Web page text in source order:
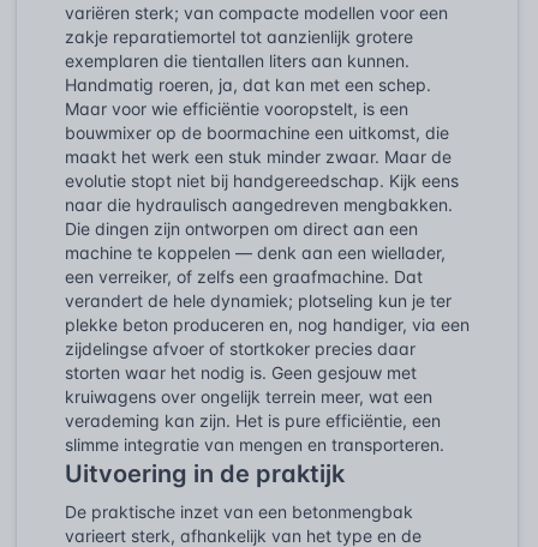
variëren sterk; van compacte modellen voor een
zakje reparatiemortel tot aanzienlijk grotere
exemplaren die tientallen liters aan kunnen.
Handmatig roeren, ja, dat kan met een schep.
Maar voor wie efficiëntie vooropstelt, is een
bouwmixer op de boormachine een uitkomst, die
maakt het werk een stuk minder zwaar. Maar de
evolutie stopt niet bij handgereedschap. Kijk eens
naar die hydraulisch aangedreven mengbakken.
Die dingen zijn ontworpen om direct aan een
machine te koppelen — denk aan een wiellader,
een verreiker, of zelfs een graafmachine. Dat
verandert de hele dynamiek; plotseling kun je ter
plekke beton produceren en, nog handiger, via een
zijdelingse afvoer of stortkoker precies daar
storten waar het nodig is. Geen gesjouw met
kruiwagens over ongelijk terrein meer, wat een
verademing kan zijn. Het is pure efficiëntie, een
slimme integratie van mengen en transporteren.
Uitvoering in de praktijk
De praktische inzet van een betonmengbak
varieert sterk, afhankelijk van het type en de